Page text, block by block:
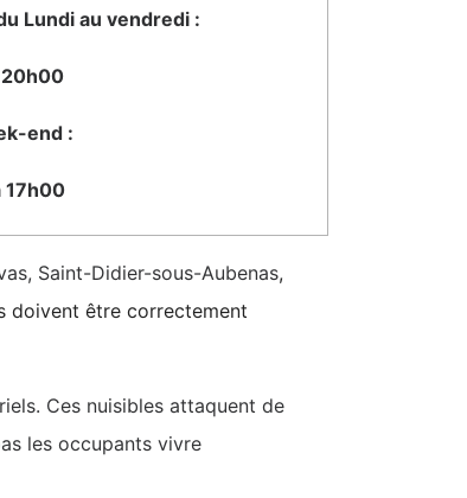
Lundi au vendredi :
end :
17h00
Saint-Didier-sous-Aubenas,
doivent être correctement
Ces nuisibles attaquent de
les occupants vivre